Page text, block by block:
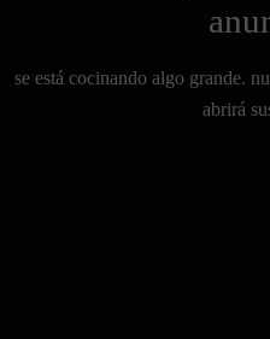
se está cocinando algo grande.
abrirá